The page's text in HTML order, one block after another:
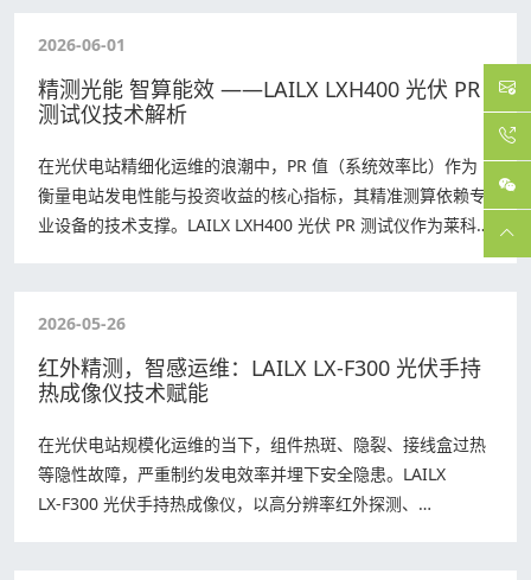
2026-06-01
精测光能 智算能效 ——LAILX LXH400 光伏 PR
测试仪技术解析
在光伏电站精细化运维的浪潮中，PR 值（系统效率比）作为
衡量电站发电性能与投资收益的核心指标，其精准测算依赖专
业设备的技术支撑。LAILX LXH400 光伏 PR 测试仪作为莱科斯
2026-05-26
红外精测，智感运维：LAILX LX‑F300 光伏手持
热成像仪技术赋能
在光伏电站规模化运维的当下，组件热斑、隐裂、接线盒过热
等隐性故障，严重制约发电效率并埋下安全隐患。LAILX
LX‑F300 光伏手持热成像仪，以高分辨率红外探测、